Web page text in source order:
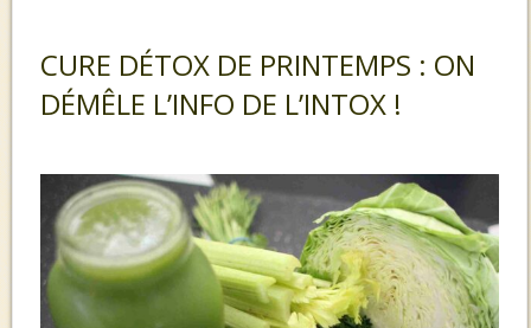
CURE DÉTOX DE PRINTEMPS : ON
DÉMÊLE L’INFO DE L’INTOX !